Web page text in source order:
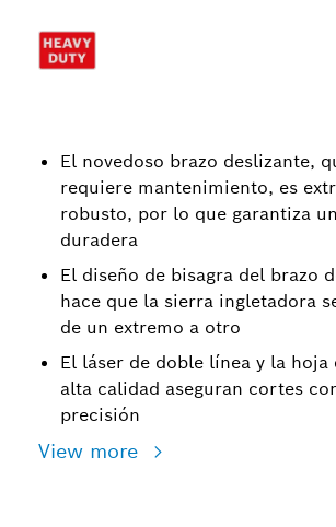
El novedoso brazo deslizante,
requiere mantenimiento, es
robusto, por lo que garantiza
duradera
El diseño de bisagra del brazo
hace que la sierra ingletadora
de un extremo a otro
El láser de doble línea y la hoja
alta calidad aseguran cortes
precisión
View more